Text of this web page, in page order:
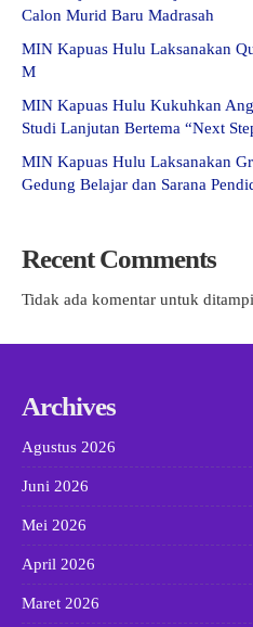
Calon Murid Baru Madrasah
MIN Kapuas Hulu Laksanakan
M
MIN Kapuas Hulu Kukuhkan
Studi Lanjutan Bertema “Next
MIN Kapuas Hulu Laksanakan
Gedung Belajar dan Sarana
Recent Comments
Tidak ada komentar untuk
Archives
Agustus 2026
Juni 2026
Mei 2026
April 2026
Maret 2026